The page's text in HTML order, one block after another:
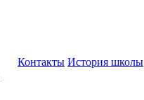
Контакты История школы